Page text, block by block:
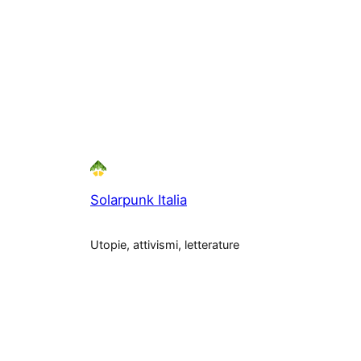
Solarpunk Italia
Utopie, attivismi, letterature